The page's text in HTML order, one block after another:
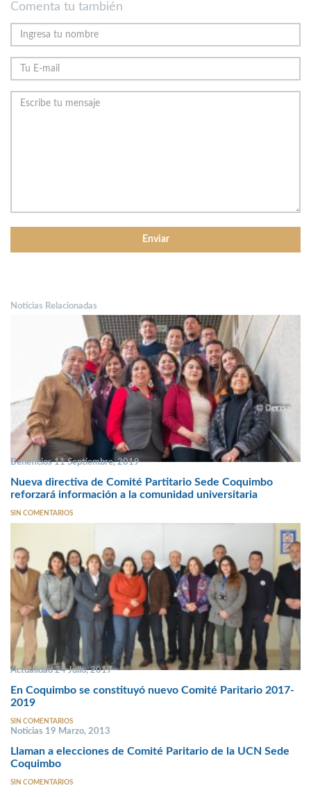
Comenta tu también
Noticias Relacionadas
Beneficios 11 Septiembre, 2019
Nueva directiva de Comité Partitario Sede Coquimbo
reforzará información a la comunidad universitaria
SIN COMENTARIOS
Actualidad 24 Julio, 2017
En Coquimbo se constituyó nuevo Comité Paritario 2017-
2019
SIN COMENTARIOS
Noticias 19 Marzo, 2013
Llaman a elecciones de Comité Paritario de la UCN Sede
Coquimbo
SIN COMENTARIOS